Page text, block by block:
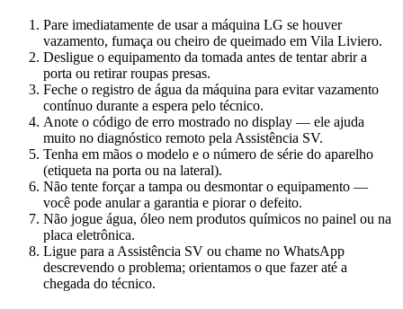
Pare imediatamente de usar a máquina LG se houver
vazamento, fumaça ou cheiro de queimado em Vila Liviero.
Desligue o equipamento da tomada antes de tentar abrir a
porta ou retirar roupas presas.
Feche o registro de água da máquina para evitar vazamento
contínuo durante a espera pelo técnico.
Anote o código de erro mostrado no display — ele ajuda
muito no diagnóstico remoto pela Assistência SV.
Tenha em mãos o modelo e o número de série do aparelho
(etiqueta na porta ou na lateral).
Não tente forçar a tampa ou desmontar o equipamento —
você pode anular a garantia e piorar o defeito.
Não jogue água, óleo nem produtos químicos no painel ou na
placa eletrônica.
Ligue para a Assistência SV ou chame no WhatsApp
descrevendo o problema; orientamos o que fazer até a
chegada do técnico.